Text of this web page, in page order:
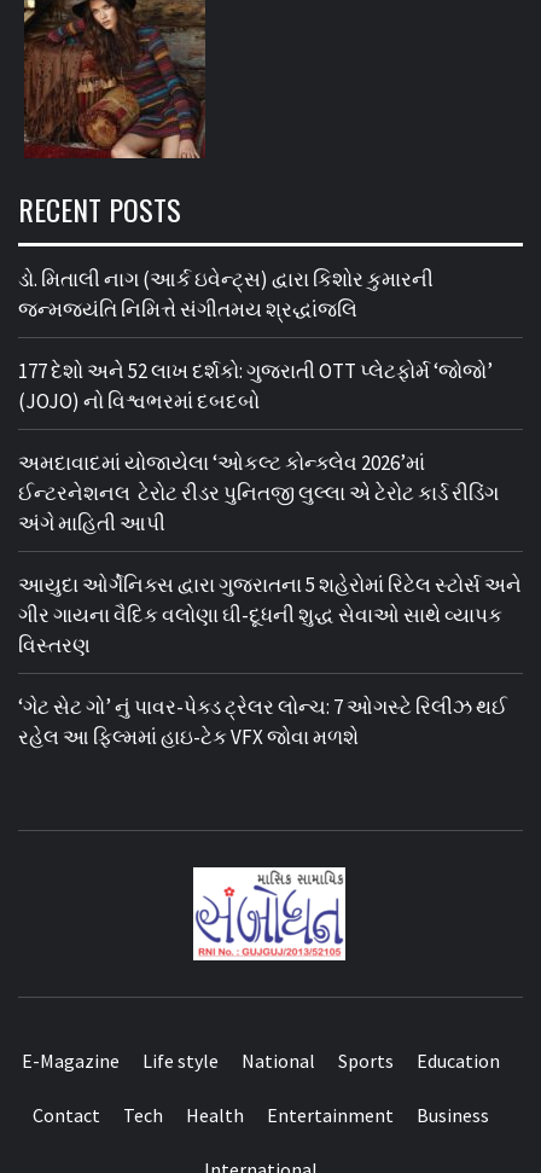
RECENT POSTS
ડો. મિતાલી નાગ (આર્ક ઇવેન્ટ્સ) દ્વારા કિશોર કુમારની
જન્મજયંતિ નિમિત્તે સંગીતમય શ્રદ્ધાંજલિ
177 દેશો અને 52 લાખ દર્શકો: ગુજરાતી OTT પ્લેટફોર્મ ‘જોજો’
(JOJO) નો વિશ્વભરમાં દબદબો
અમદાવાદમાં યોજાયેલા ‘ઓકલ્ટ કોન્ક્લેવ 2026’માં
ઈન્ટરનેશનલ ટેરોટ રીડર પુનિતજી લુલ્લા એ ટેરોટ કાર્ડ રીડિંગ
અંગે માહિતી આપી
આયુદા ઓર્ગેનિક્સ દ્વારા ગુજરાતના 5 શહેરોમાં રિટેલ સ્ટોર્સ અને
ગીર ગાયના વૈદિક વલોણા ઘી-દૂધની શુદ્ધ સેવાઓ સાથે વ્યાપક
વિસ્તરણ
‘ગેટ સેટ ગો’ નું પાવર-પેક્ડ ટ્રેલર લોન્ચ: 7 ઓગસ્ટે રિલીઝ થઈ
રહેલ આ ફિલ્મમાં હાઇ-ટેક VFX જોવા મળશે
E-Magazine Life style National Sports Education
Contact Tech Health Entertainment Business